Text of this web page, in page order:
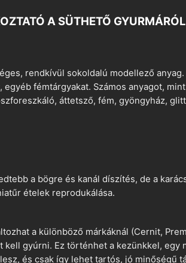
A SÜTHETŐ GYURMÁRÓL
rendkívül sokoldalú modellező
fémtárgyakat. Számos anyagot,
áttetsző, fém, gyöngyház,
a bögre és kanál díszítés, de a
ételek reprodukálása.
a különböző márkáknál (Cernit,
gyúrni. Ez történhet a kezünkkel,
és csak így lehet tartós, jó minőségű